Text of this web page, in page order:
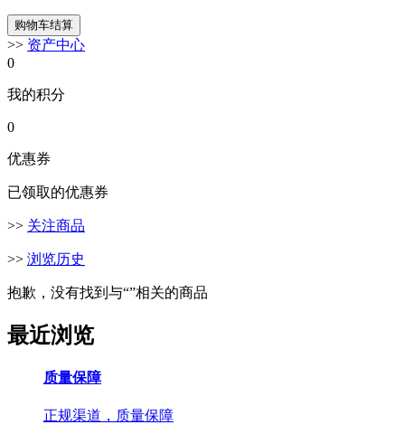
>> 资产中心
0
我的积分
0
优惠券
已领取的优惠券
>> 关注商品
>> 浏览历史
抱歉，没有找到与“”相关的商品
最近浏览
质量保障
正规渠道，质量保障